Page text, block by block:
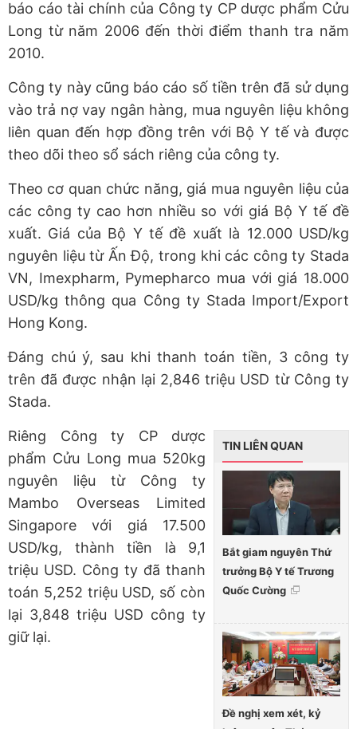
báo cáo tài chính của Công ty CP dược phẩm Cửu
Long từ năm 2006 đến thời điểm thanh tra năm
2010.
Công ty này cũng báo cáo số tiền trên đã sử dụng
vào trả nợ vay ngân hàng, mua nguyên liệu không
liên quan đến hợp đồng trên với Bộ Y tế và được
theo dõi theo sổ sách riêng của công ty.
Theo cơ quan chức năng, giá mua nguyên liệu của
các công ty cao hơn nhiều so với giá Bộ Y tế đề
xuất. Giá của Bộ Y tế đề xuất là 12.000 USD/kg
nguyên liệu từ Ấn Độ, trong khi các công ty Stada
VN, Imexpharm, Pymepharco mua với giá 18.000
USD/kg thông qua Công ty Stada Import/Export
Hong Kong.
Đáng chú ý, sau khi thanh toán tiền, 3 công ty
trên đã được nhận lại 2,846 triệu USD từ Công ty
Stada.
TIN LIÊN QUAN
Bắt giam nguyên Thứ
trưởng Bộ Y tế Trương
Quốc Cường
Đề nghị xem xét, kỷ
Riêng Công ty CP dược
phẩm Cửu Long mua 520kg
nguyên liệu từ Công ty
Mambo Overseas Limited
Singapore với giá 17.500
USD/kg, thành tiền là 9,1
triệu USD. Công ty đã thanh
toán 5,252 triệu USD, số còn
lại 3,848 triệu USD công ty
giữ lại.